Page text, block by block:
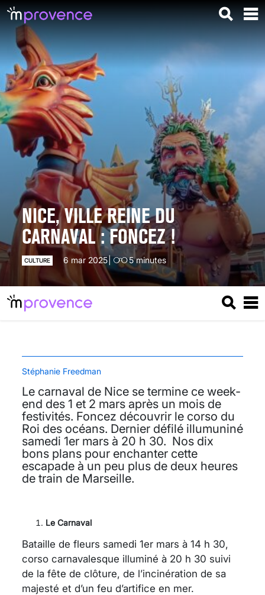
NICE, VILLE REINE DU
CARNAVAL : FONCEZ !
CULTURE 6 mar 2025 5 minutes
Le carnaval de Nice se termine ce week-
end des 1 et 2 mars après un mois de
festivités. Foncez découvrir le corso du
Roi des océans. Dernier défilé illumuniné
samedi 1er mars à 20 h 30. Nos dix
bons plans pour enchanter cette
escapade à un peu plus de deux heures
de train de Marseille.
Stéphanie Freedman
Le Carnaval
Bataille de fleurs samedi 1er mars à 14 h 30,
corso carnavalesque illuminé à 20 h 30 suivi
de la fête de clôture, de l’incinération de sa
majesté et d’un feu d’artifice en mer.